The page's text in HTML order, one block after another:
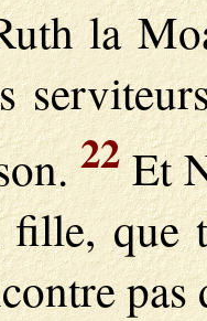
la
22Et
que
pas